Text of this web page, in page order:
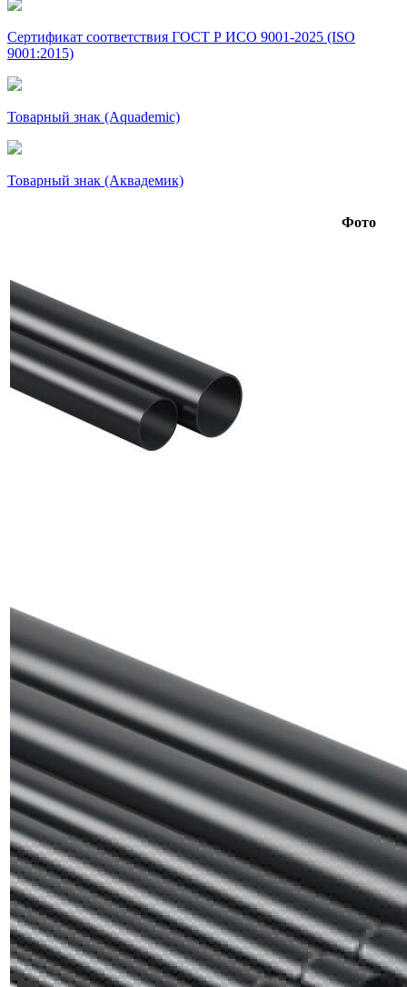
Сертификат соответствия ГОСТ Р ИСО 9001-2025 (ISO
9001:2015)
Товарный знак (Aquademic)
Товарный знак (Аквадемик)
Фото